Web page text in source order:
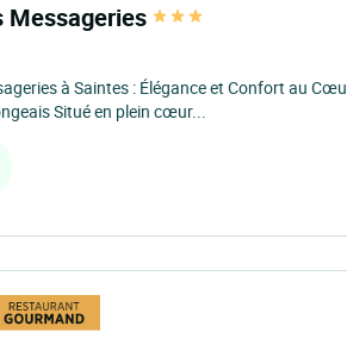
Messageries
à Saintes : Élégance et Confort au
Situé en plein cœur...